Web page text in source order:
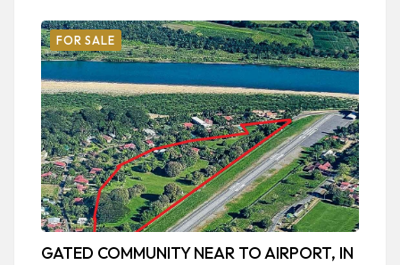
FOR SALE
GATED COMMUNITY NEAR TO AIRPORT, IN